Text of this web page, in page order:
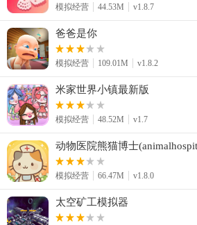
模拟经营 44.53M v1.8.7
爸爸是你
模拟经营 109.01M v1.8.2
米家世界小镇最新版
模拟经营 48.52M v1.7
动物医院熊猫博士
模拟经营 66.47M v1.8.0
太空矿工模拟器